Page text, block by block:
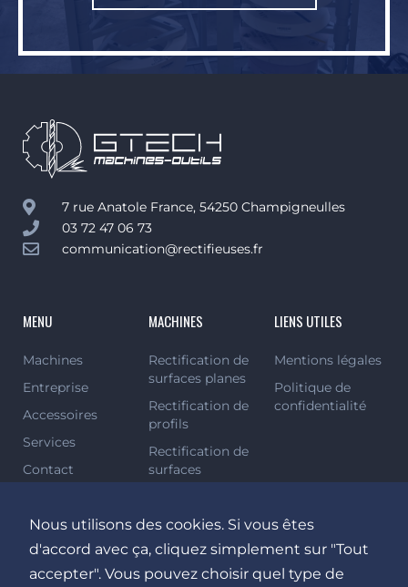
7 rue Anatole France, 54250 Champigneulles
03 72 47 06 73
communication@rectifieuses.fr
MENU
Machines
Entreprise
Accessoires
Services
Contact
MACHINES
Rectification de
surfaces planes
Rectification de
profils
Rectification de
surfaces
cylindriques
Rectification
verticale /
multiprocessus
Rectification de
LIENS UTILES
Mentions légales
Politique de
confidentialité
Nous utilisons des cookies. Si vous êtes
d'accord avec ça, cliquez simplement sur "Tout
accepter". Vous pouvez choisir quel type de